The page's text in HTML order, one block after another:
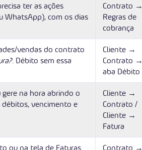
ter as ações
WhatsApp), com os dias
Contrato →
Regras de
cobrança
vendas do contrato
. Débito sem essa
Cliente →
Contrato →
aba Débito
gere na hora abrindo o
vencimento e
Cliente →
Contrato /
Cliente →
Fatura
ou na tela de Faturas.
Contrato →